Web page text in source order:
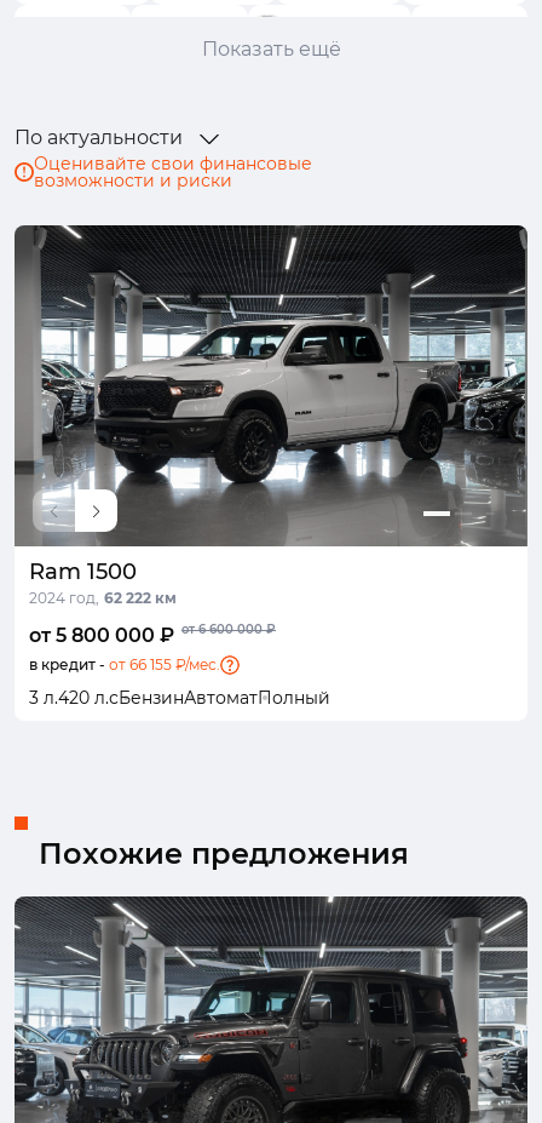
Jaguar
Jeep
Lada (ВАЗ)
Mazda
Mercedes-Benz MINI
Mitsubishi
Nissan
Omoda Opel
Peugeot
Porsche
Ram Renault
Skoda
Solaris
Subaru Suzuki
SWM
Tank
TENET Toyota
Volkswagen
Volvo
Москвич УАЗ
Показать ещё
По актуальности
Оценивайте свои финансовые
возможности и риски
Ram 1500
2024 год, 62 222 км
от 5 800 000 ₽ от 6 600 000 ₽
в кредит - от 66 155 ₽/мес.
3 л.420 л.сБензинАвтоматПолный
Похожие предложения